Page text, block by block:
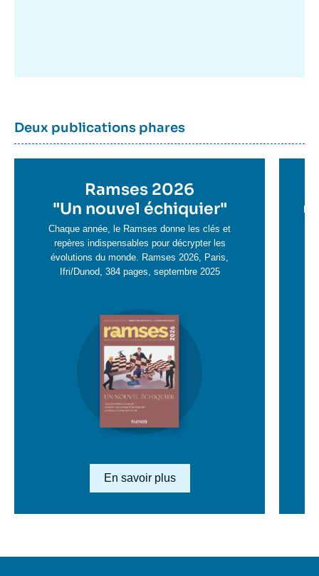
Dernière
parutions
Titre
container
Deux publications phares
en
savoir
plus
Ramses 2026
"Un nouvel échiquier"
Chaque année, le Ramses donne les clés et
repères indispensables pour décrypter les
évolutions du monde. Ramses 2026, Paris,
Ifri/Dunod, 384 pages, septembre 2025
savoir
Lien en savoir plus
En savoir plus